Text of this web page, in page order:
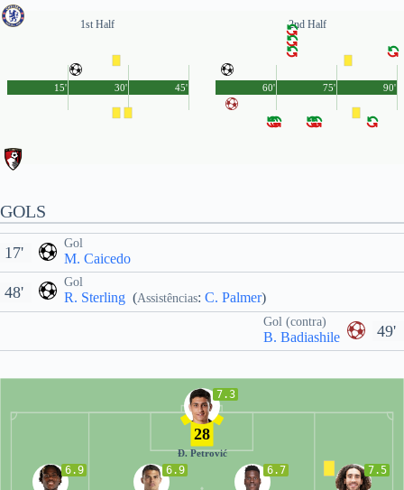
1st Half
45'
15' 30'
2nd Half
90'
60' 75'
GOLS
Gol
M. Caicedo
17'
Gol
R. Sterling (Assistências: C. Palmer)
48'
49'
Gol (contra)
B. Badiashile
7.3
28
Đ. Petrović
7.5
6.7
6.9
6.9